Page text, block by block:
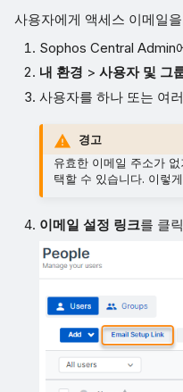
사용자에게 액세스 이메일
Sophos Central Admin
내 환경 >사용자 및 그
사용자를 하나 또는 여
경고
유효한 이메일 주소가
택할 수 있습니다. 이렇
이메일 설정 링크를 클